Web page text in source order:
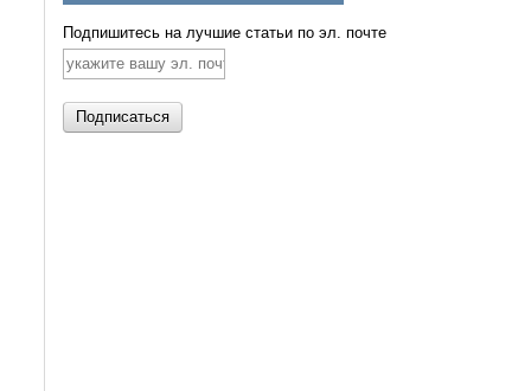
Подпишитесь на лучшие статьи по эл. почте